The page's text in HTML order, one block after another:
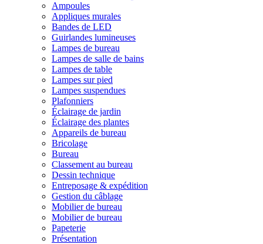
Ampoules
Appliques murales
Bandes de LED
Guirlandes lumineuses
Lampes de bureau
Lampes de salle de bains
Lampes de table
Lampes sur pied
Lampes suspendues
Plafonniers
Éclairage de jardin
Éclairage des plantes
Appareils de bureau
Bricolage
Bureau
Classement au bureau
Dessin technique
Entreposage & expédition
Gestion du câblage
Mobilier de bureau
Mobilier de bureau
Papeterie
Présentation